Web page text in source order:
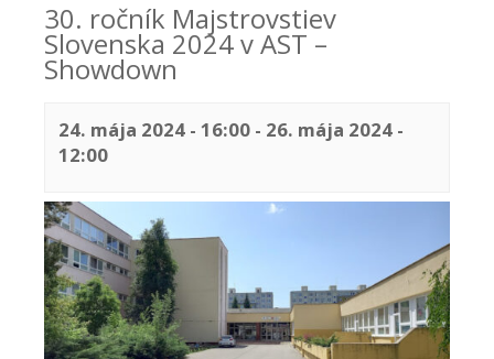
30. ročník Majstrovstiev
Slovenska 2024 v AST –
Showdown
24. mája 2024 - 16:00 - 26. mája 2024 -
12:00